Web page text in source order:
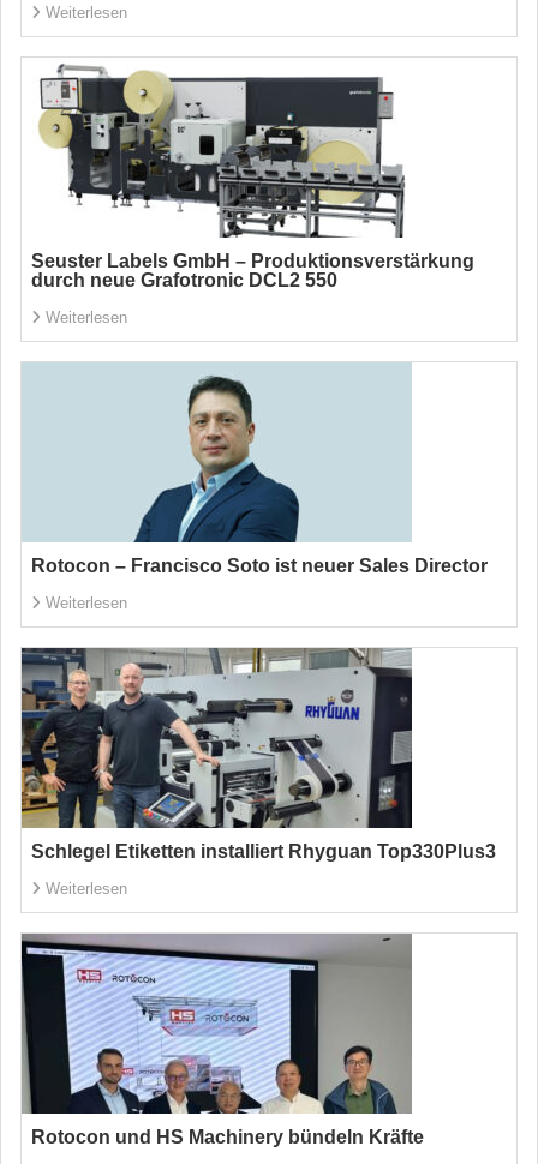
Weiterlesen
Seuster Labels GmbH – Produktionsverstärkung
durch neue Grafotronic DCL2 550
Weiterlesen
Rotocon – Francisco Soto ist neuer Sales Director
Weiterlesen
Schlegel Etiketten installiert Rhyguan Top330Plus3
Weiterlesen
Rotocon und HS Machinery bündeln Kräfte